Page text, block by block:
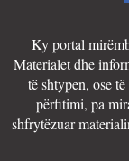
Ky portal
Materialet dhe
të shtypen, ose
përfitimi, pa
shfrytëzuar